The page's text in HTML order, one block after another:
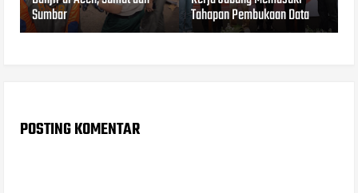
Sumbar Tahapan Pembukaan Data
POSTING KOMENTAR